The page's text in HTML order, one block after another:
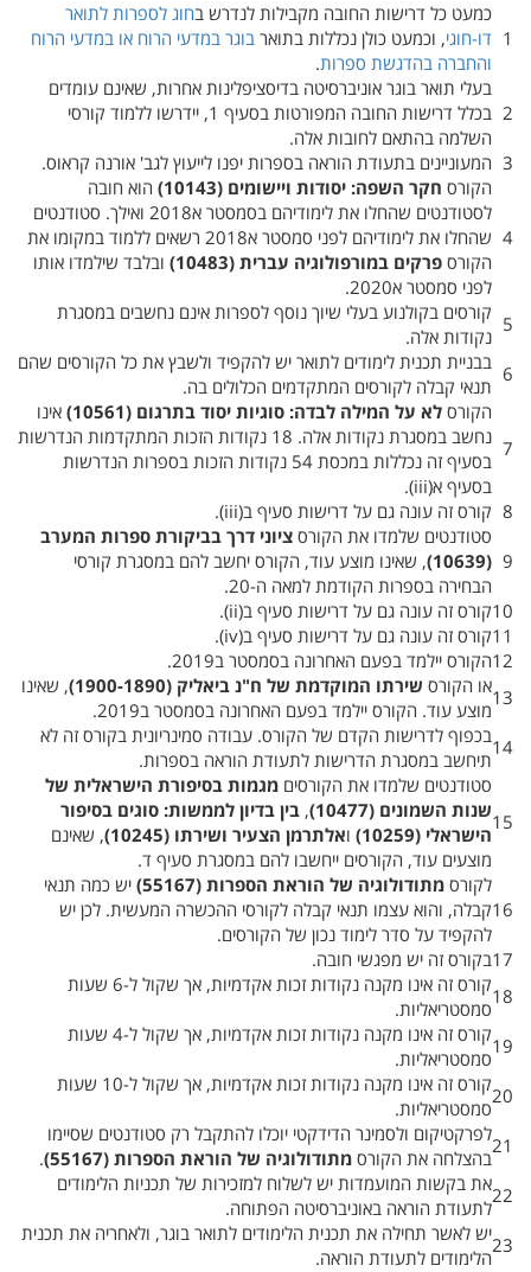
1
כמעט כל דרישות החובה מקבילות לנדרש בחוג לספרות לתואר
דו-חוגי, וכמעט כולן נכללות בתואר בוגר במדעי הרוח או במדעי הרוח
והחברה בהדגשת ספרות.
2
בעלי תואר בוגר אוניברסיטה בדיסציפלינות אחרות, שאינם עומדים
בכלל דרישות החובה המפורטות בסעיף 1, יידרשו ללמוד קורסי
השלמה בהתאם לחובות אלה.
3 המעוניינים בתעודת הוראה בספרות יפנו לייעוץ לגב' אורנה קראוס.
4
הקורס חקר השפה: יסודות ויישומים (‏10143 הוא חובה
לסטודנטים שהחלו את לימודיהם בסמסטר א2018 ואילך. סטודנטים
שהחלו את לימודיהם לפני סמסטר א2018 רשאים ללמוד במקומו את
הקורס פרקים במורפולוגיה עברית (‏10483 ובלבד שילמדו אותו
לפני סמסטר א2020.
5 קורסים בקולנוע בעלי שיוך נוסף לספרות אינם נחשבים במסגרת
נקודות אלה.
6 בבניית תכנית לימודים לתואר יש להקפיד ולשבץ את כל הקורסים שהם
תנאי קבלה לקורסים המתקדמים הכלולים בה.
7
הקורס לא על המילה לבדה: סוגיות יסוד בתרגום (‏10561 אינו
נחשב במסגרת נקודות אלה. 18 נקודות הזכות המתקדמות הנדרשות
בסעיף זה נכללות במכסת 54 נקודות הזכות בספרות הנדרשות
בסעיף א(‏ iii‎)‏.
8 קורס זה עונה גם על דרישות סעיף ב(‏ iii‎)‏.
9
סטודנטים שלמדו את הקורס ציוני דרך בביקורת ספרות המערב
(‏ 10639‎)‏
, שאינו מוצע עוד, הקורס יחשב להם במסגרת קורסי
הבחירה בספרות הקודמת למאה ה-20.
10קורס זה עונה גם על דרישות סעיף ב(‏ ii‎)‏.
11קורס זה עונה גם על דרישות סעיף ב(‏ iv‎)‏.
12הקורס יילמד בפעם האחרונה בסמסטר ב2019.
13או הקורס שירתו המוקדמת של ח"נ ביאליק (‏ 1900-1890‎)‏
, שאינו
מוצע עוד. הקורס יילמד בפעם האחרונה בסמסטר ב2019.
14בכפוף לדרישות הקדם של הקורס. עבודה סמינריונית בקורס זה לא
תיחשב במסגרת הדרישות לתעודת הוראה בספרות.
15
סטודנטים שלמדו את הקורסים מגמות בסיפורת הישראלית של
שנות השמונים‏ (‏10477
, בין בדיון לממשות: סוגים בסיפור
הישראלי (‏ 10259‎)‏
ואלתרמן הצעיר ושירתו (‏ 10245‎)‏
, שאינם
מוצעים עוד, הקורסים ייחשבו להם במסגרת סעיף ד.
16
לקורס מתודולוגיה של הוראת הספרות (‏55167 יש כמה תנאי
קבלה, והוא עצמו תנאי קבלה לקורסי ההכשרה המעשית. לכן יש
להקפיד על סדר לימוד נכון של הקורסים.
17בקורס זה יש מפגשי חובה.
18
קורס זה אינו מקנה נקודות זכות אקדמיות, אך שקול ל-6 שעות
סמסטריאליות.
19
קורס זה אינו מקנה נקודות זכות אקדמיות, אך שקול ל-4 שעות
סמסטריאליות.
20
קורס זה אינו מקנה נקודות זכות אקדמיות, אך שקול ל-10 שעות
סמסטריאליות.
21לפרקטיקום ולסמינר הדידקטי יוכלו להתקבל רק סטודנטים שסיימו
בהצלחה את הקורס מתודולוגיה של הוראת הספרות (‏55167
.
22את בקשות המועמדות יש לשלוח למזכירות של תכניות הלימודים
לתעודת הוראה באוניברסיטה הפתוחה.
23יש לאשר תחילה את תכנית הלימודים לתואר בוגר, ולאחריה את תכנית
הלימודים לתעודת הוראה.